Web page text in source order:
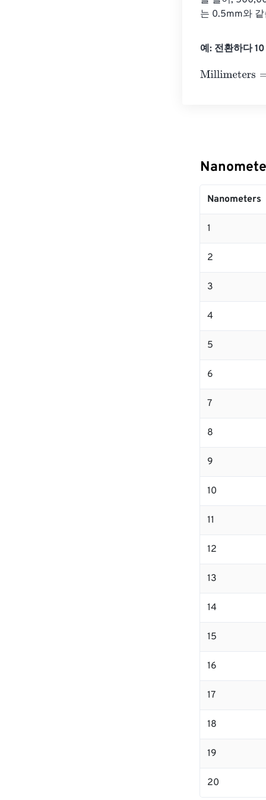
는 0.5mm와
예: 전환하다
Millimeters
Nanometers
1
2
3
4
5
6
7
8
9
10
11
12
13
14
15
16
17
18
19
20